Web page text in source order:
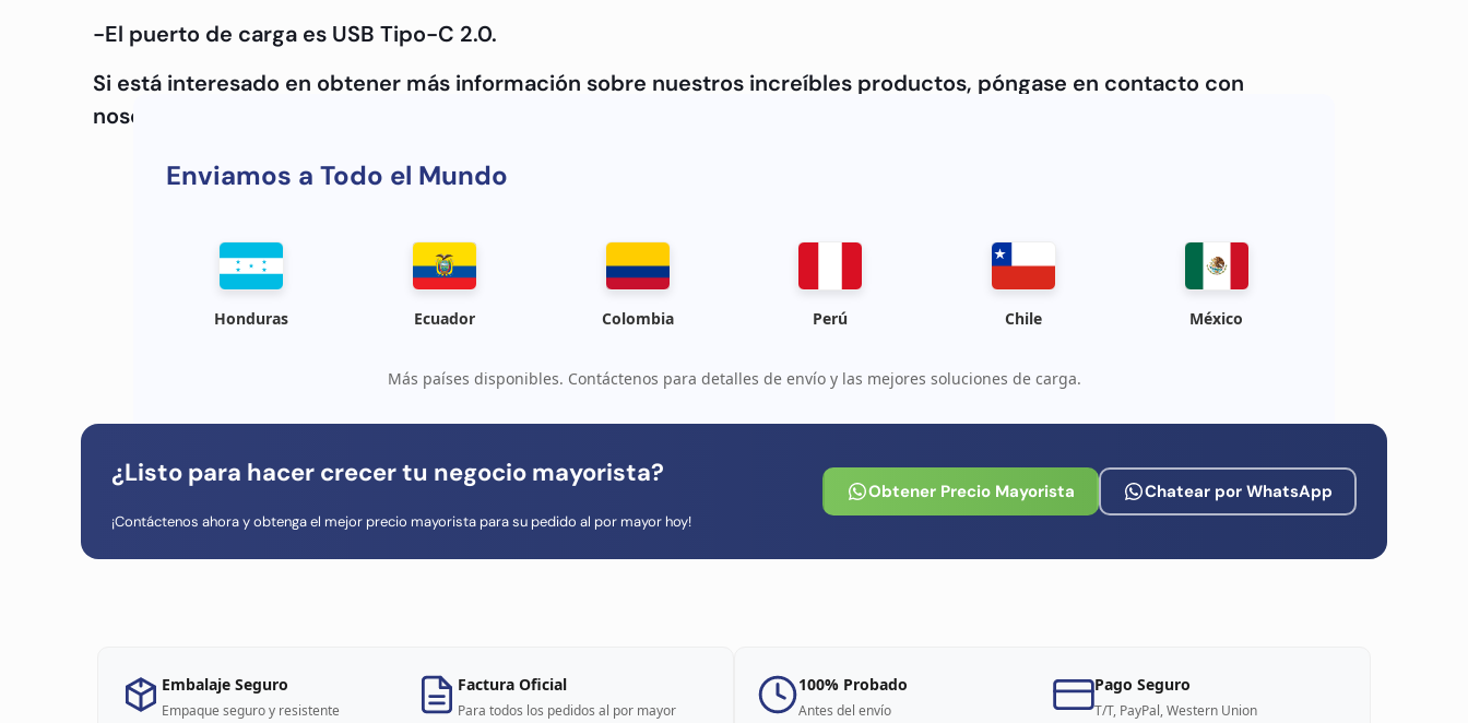
-El puerto de carga es USB Tipo-C 2.0.
Si está interesado en obtener más información sobre nuestros increíbles productos, póngase en contacto con
nosotros.
Enviamos a Todo el Mundo
Honduras Ecuador Colombia Perú Chile México
Más países disponibles. Contáctenos para detalles de envío y las mejores soluciones de carga.
¿Listo para hacer crecer tu negocio mayorista?
¡Contáctenos ahora y obtenga el mejor precio mayorista para su pedido al por mayor hoy!
Obtener Precio Mayorista Chatear por WhatsApp
Embalaje Seguro
Empaque seguro y resistente
Factura Oficial
Para todos los pedidos al por mayor
100% Probado
Antes del envío
Pago Seguro
T/T, PayPal, Western Union